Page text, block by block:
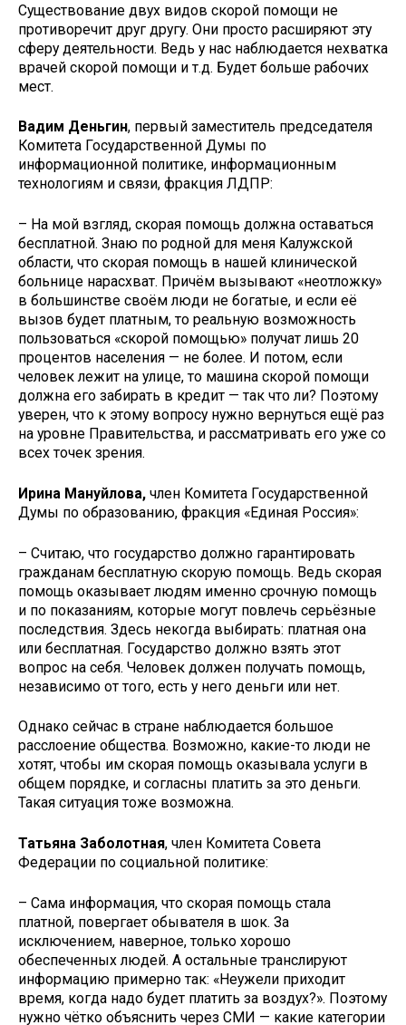
Существование двух видов скорой помощи не
противоречит друг другу. Они просто расширяют эту
сферу деятельности. Ведь у нас наблюдается нехватка
врачей скорой помощи и т.д. Будет больше рабочих
мест.
Вадим Деньгин, первый заместитель председателя
Комитета Государственной Думы по
информационной политике, информационным
технологиям и связи, фракция ЛДПР:
– На мой взгляд, скорая помощь должна оставаться
бесплатной. Знаю по родной для меня Калужской
области, что скорая помощь в нашей клинической
больнице нарасхват. Причём вызывают «неотложку»
в большинстве своём люди не богатые, и если её
вызов будет платным, то реальную возможность
пользоваться «скорой помощью» получат лишь 20
процентов населения — не более. И потом, если
человек лежит на улице, то машина скорой помощи
должна его забирать в кредит — так что ли? Поэтому
уверен, что к этому вопросу нужно вернуться ещё раз
на уровне Правительства, и рассматривать его уже со
всех точек зрения.
Ирина Мануйлова, член Комитета Государственной
Думы по образованию, фракция «Единая Россия»:
– Считаю, что государство должно гарантировать
гражданам бесплатную скорую помощь. Ведь скорая
помощь оказывает людям именно срочную помощь
и по показаниям, которые могут повлечь серьёзные
последствия. Здесь некогда выбирать: платная она
или бесплатная. Государство должно взять этот
вопрос на себя. Человек должен получать помощь,
независимо от того, есть у него деньги или нет.
Однако сейчас в стране наблюдается большое
расслоение общества. Возможно, какие-то люди не
хотят, чтобы им скорая помощь оказывала услуги в
общем порядке, и согласны платить за это деньги.
Такая ситуация тоже возможна.
Татьяна Заболотная, член Комитета Совета
Федерации по социальной политике:
– Сама информация, что скорая помощь стала
платной, повергает обывателя в шок. За
исключением, наверное, только хорошо
обеспеченных людей. А остальные транслируют
информацию примерно так: «Неужели приходит
время, когда надо будет платить за воздух?». Поэтому
нужно чётко объяснить через СМИ — какие категории